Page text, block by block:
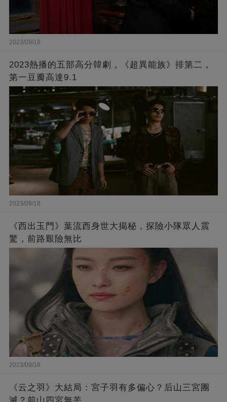
2023/09/18
2023熱播的五部高分韓劇，《超異能族》排第二，
第一豆瓣高達9.1
2023/09/18
《西出玉門》葉流西身世大揭秘，探險小隊眾人震
驚，前路艱險無比
2023/09/18
《云之羽》大結局：宮子羽有多偏心？后山三宮團